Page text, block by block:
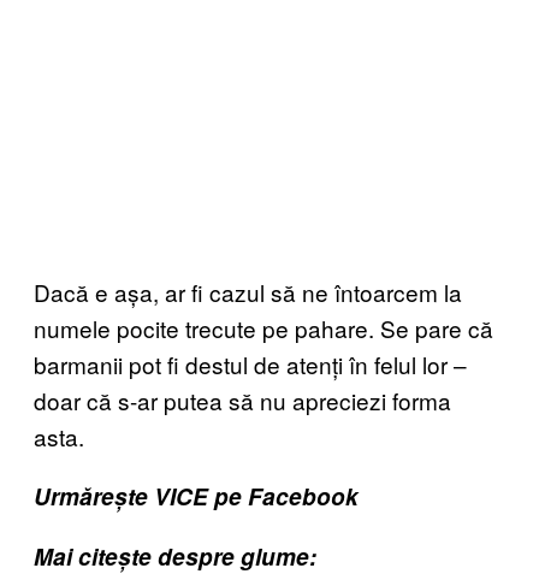
Dacă e așa, ar fi cazul să ne întoarcem la
numele pocite trecute pe pahare. Se pare că
barmanii pot fi destul de atenți în felul lor –
doar că s-ar putea să nu apreciezi forma
asta.
Urmărește VICE pe Facebook
Mai citește despre glume: